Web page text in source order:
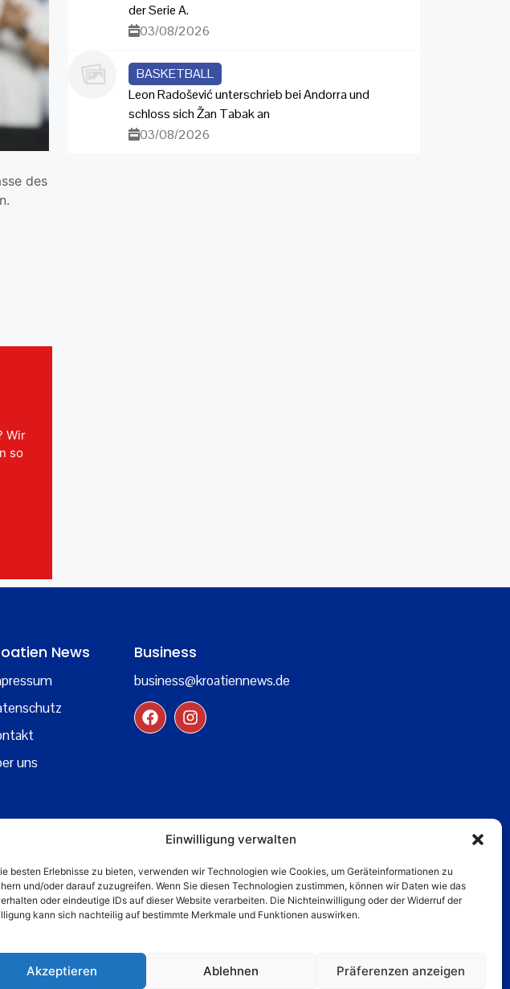
Einwilligung verwalten
besten Erlebnisse zu bieten, verwenden wir Technologien wie Cookies, um Geräteinformationen zu
und/oder darauf zuzugreifen. Wenn Sie diesen Technologien zustimmen, können wir Daten wie das
oder eindeutige IDs auf dieser Website verarbeiten. Die Nichteinwilligung oder der Widerruf der
kann sich nachteilig auf bestimmte Merkmale und Funktionen auswirken.
Akzeptieren Ablehnen Präferenzen anzeigen
des
Wir
so
der Serie A.
03/08/2026
BASKETBALL
Leon Radošević unterschrieb bei Andorra und
schloss sich Žan Tabak an
03/08/2026
News
uns
Business
business@kroatiennews.de